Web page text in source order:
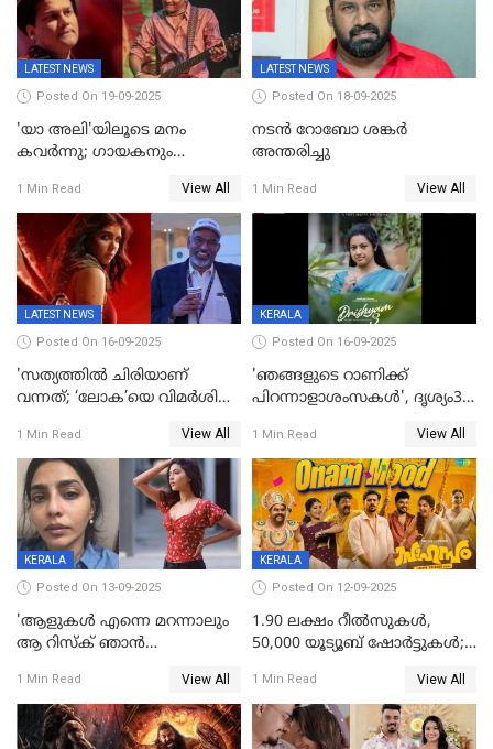
സൈബർലോകവും
LATEST NEWS
Posted On 19-09-2025
'യാ അലി'യിലൂടെ മനം
കവർന്നു; ഗായകനും
അന്തരിച്ചു
1 Min Read View All
LATEST NEWS
Posted On 18-09-2025
നടൻ റോബോ ശങ്കർ
അന്തരിച്ചു
1 Min Read View All
LATEST NEWS
Posted On 16-09-2025
'സത്യത്തിൽ ചിരിയാണ്
വന്നത്; ‘ലോക’യെ വിമർശിച്ച്
1 Min Read View All
KERALA
Posted On 16-09-2025
'ഞങ്ങളുടെ റാണിക്ക്
പിറന്നാളാശംസകൾ', ദൃശ്യം3-
പോസ്റ്റർ പുറത്തുവിട്ടു
1 Min Read View All
KERALA
Posted On 13-09-2025
'ആളുകള്‍ എന്നെ മറന്നാലും
ആ റിസ്ക് ഞാൻ
മനസിലായി, കടുത്ത
തീരുമാനവുമായി ഐശ്വര്യ
ലക്ഷ്മി
1 Min Read View All
KERALA
Posted On 12-09-2025
1.90 ലക്ഷം റീല്‍സുകള്‍,
50,000 യൂട്യൂബ് ഷോര്‍ട്ടുകള്‍;
ഹിറ്റായി ഓണം മൂഡ് ഗാനം
1 Min Read View All